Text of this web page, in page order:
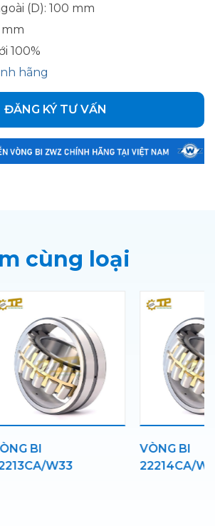
(D): 100 mm
mm
100%
hãng
ĐĂNG KÝ TƯ VẤN
cùng loại
22214CA/W33